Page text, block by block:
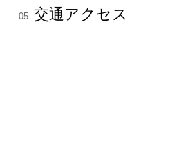
05 交通アクセス